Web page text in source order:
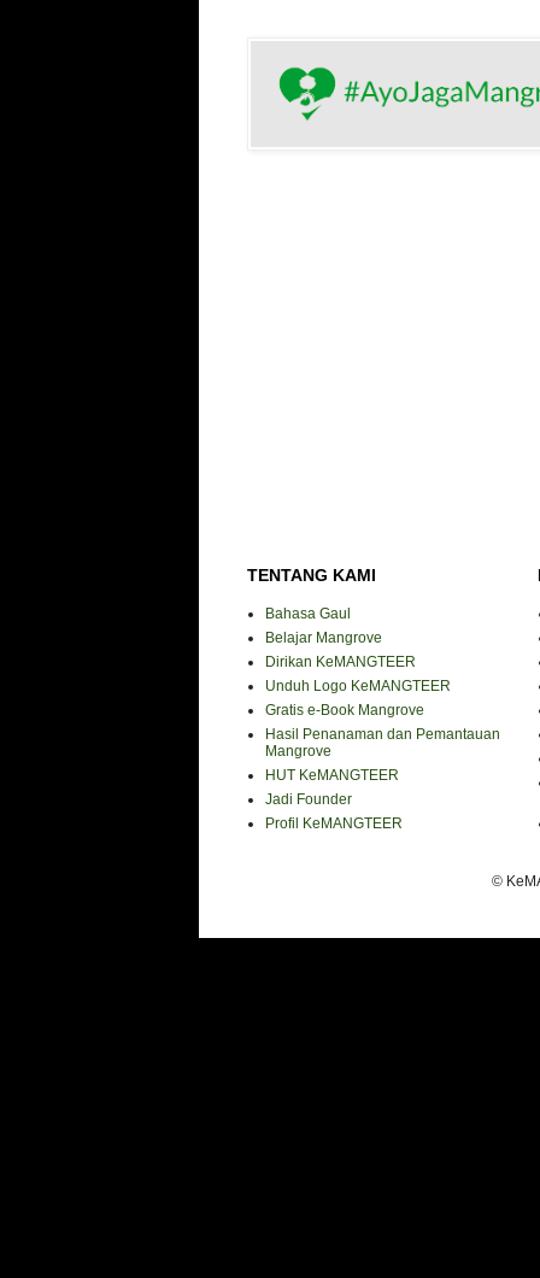
TENTANG KAMI
Bahasa Gaul
Belajar Mangrove
Dirikan KeMANGTEER
Unduh Logo KeMANGTEER
Gratis e-Book Mangrove
Hasil Penanaman dan Pemantauan
Mangrove
HUT KeMANGTEER
Jadi Founder
Profil KeMANGTEER
©